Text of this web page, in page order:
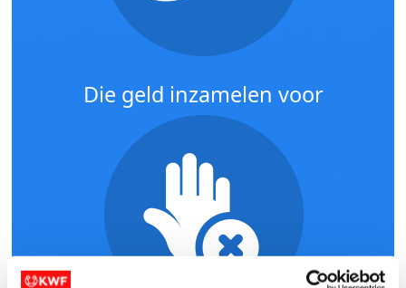
Die geld inzamelen voor